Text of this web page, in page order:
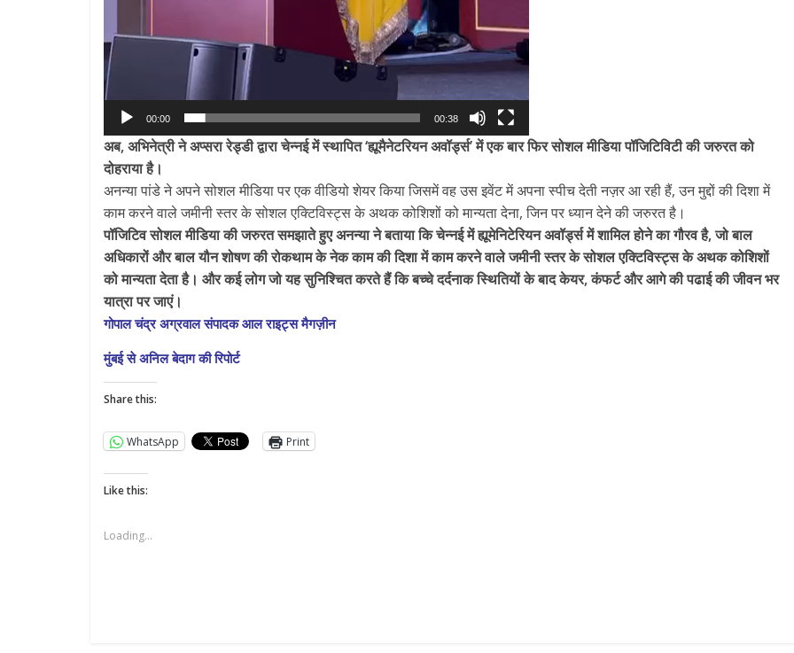
00:00 00:38
अब, अभिनेत्री ने अप्सरा रेड्डी द्वारा चेन्नई में स्थापित ‘ह्यूमैनेटरियन अवॉर्ड्स’ में एक बार फिर सोशल मीडिया पॉजिटिविटी की जरुरत को
दोहराया है।
अनन्या पांडे ने अपने सोशल मीडिया पर एक वीडियो शेयर किया जिसमें वह उस इवेंट में अपना स्पीच देती नज़र आ रही हैं, उन मुद्दों की दिशा में
काम करने वाले जमीनी स्तर के सोशल एक्टिविस्ट्स के अथक कोशिशों को मान्यता देना, जिन पर ध्यान देने की जरुरत है।
पॉजिटिव सोशल मीडिया की जरुरत समझाते हुए अनन्या ने बताया कि चेन्नई में ह्यूमेनिटेरियन अवॉर्ड्स में शामिल होने का गौरव है, जो बाल
अधिकारों और बाल यौन शोषण की रोकथाम के नेक काम की दिशा में काम करने वाले जमीनी स्तर के सोशल एक्टिविस्ट्स के अथक कोशिशों
को मान्यता देता है। और कई लोग जो यह सुनिश्चित करते हैं कि बच्चे दर्दनाक स्थितियों के बाद केयर, कंफर्ट और आगे की पढाई की जीवन भर
यात्रा पर जाएं।
गोपाल चंद्र अग्रवाल संपादक आल राइट्स मैगज़ीन
मुंबई से अनिल बेदाग की रिपोर्ट
Share this:
WhatsApp Print
Like this:
Loading...
Pradesh
स्वागत